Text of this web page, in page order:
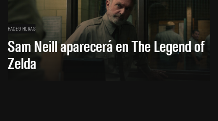
HACE 9 HORAS
Sam Neill aparecerá en The Legend of
Zelda